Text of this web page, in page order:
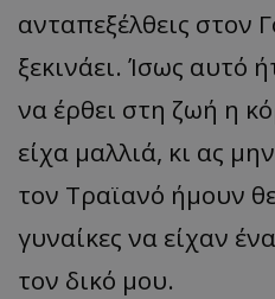
ανταπεξέλθεις στον
ξεκινάει. Ίσως αυτό
να έρθει στη ζωή η
είχα μαλλιά, κι ας
τον Τραϊανό ήμουν
γυναίκες να είχαν
τον δικό μου.